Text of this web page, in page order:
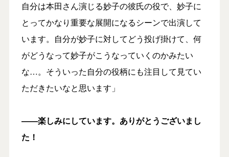
自分は本田さん演じる妙子の彼氏の役で、妙子に
とってかなり重要な展開になるシーンで出演して
います。自分が妙子に対してどう投げ掛けて、何
がどうなって妙子がこうなっていくのかみたい
な…。そういった自分の役柄にも注目して見てい
ただきたいなと思います」
――楽しみにしています。ありがとうございまし
た！